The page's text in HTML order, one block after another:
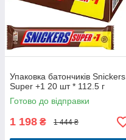
Упаковка батончиків Snickers
Super +1 20 шт * 112.5 г
Готово до відправки
1 198 ₴ 1 444 ₴